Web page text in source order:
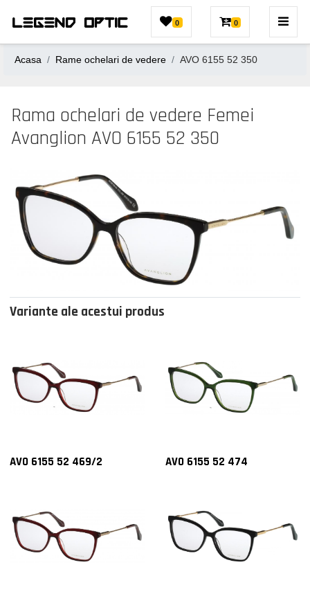
0 0
Acasa Rame ochelari de vedere AVO 6155 52 350
Rama ochelari de vedere Femei
Avanglion AVO 6155 52 350
Variante ale acestui produs
AVO 6155 52 469/2 AVO 6155 52 474